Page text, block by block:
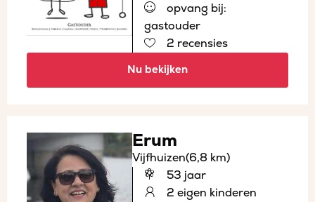
opvang bij:
gastouder
2 recensies
Nu bekijken
Erum
Vijfhuizen(6,8 km)
53 jaar
2 eigen kinderen